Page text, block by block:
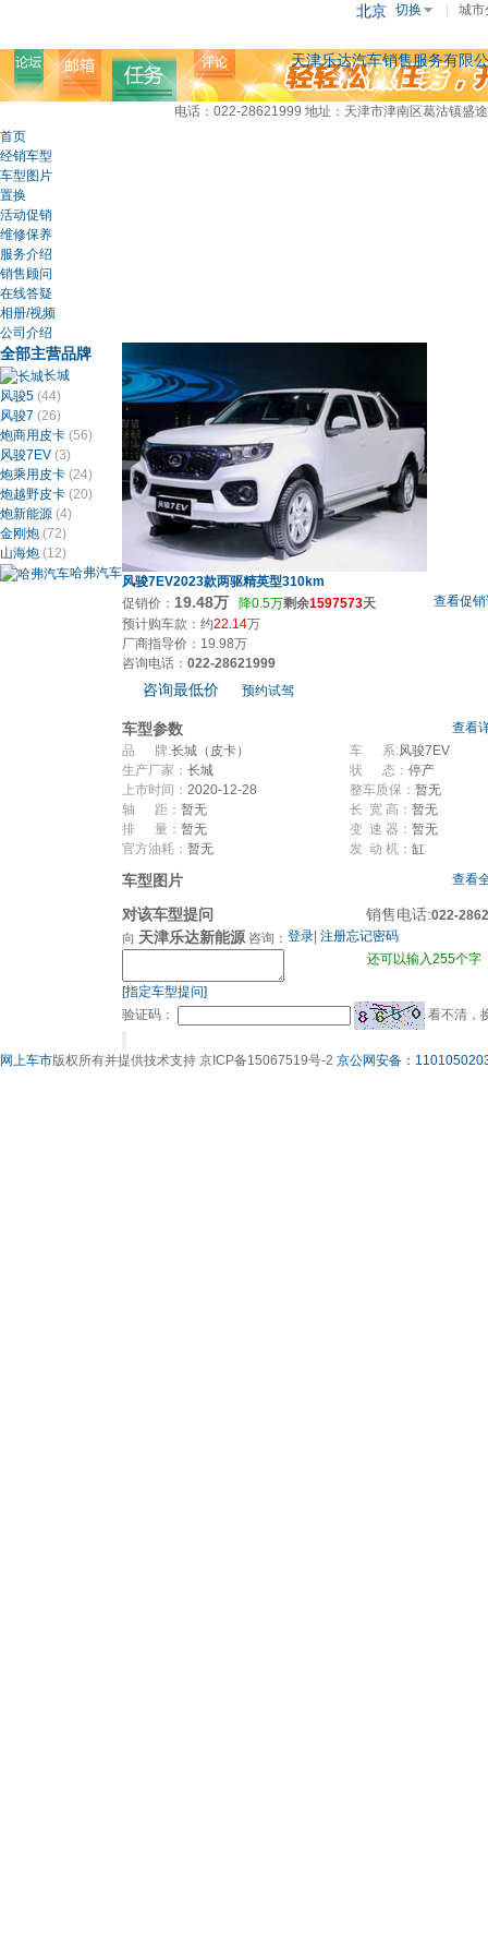
北京 切换 城市
天津乐达汽车销售服务有限
电话：022-28621999 地址：天津市津南区葛沽镇盛
首页
经销车型
车型图片
置换
活动促销
维修保养
服务介绍
销售顾问
在线答疑
相册/视频
公司介绍
全部主营品牌
长城
风骏5 (44)
风骏7 (26)
炮商用皮卡 (56)
风骏7EV (3)
炮乘用皮卡 (24)
炮越野皮卡 (20)
炮新能源 (4)
金刚炮 (72)
山海炮 (12)
哈弗汽车
风骏7EV2023款两驱精英型310km
查看促
促销价： 19.48万 降0.5万剩余1597573天
预计购车款：约22.14万
厂商指导价：19.98万
咨询电话： 022-28621999
咨询最低价 预约试驾
查看
车型参数
品 牌:长城（皮卡） 车 系:风骏7EV
生产厂家： 长城 状 态： 停产
上市时间： 2020-12-28 整车质保： 暂无
轴 距： 暂无 长 宽 高： 暂无
排 量： 暂无 变 速 器： 暂无
官方油耗： 暂无 发 动 机： 缸
查看
车型图片
销售电话:022-
对该车型提问
向 天津乐达新能源咨询： 登录 注册忘记密码
还可以输入255个字
[指定车型提问]
验证码：
看不清，
网上车市版权所有并提供技术支持 京ICP备15067519号-2 京公网安备：